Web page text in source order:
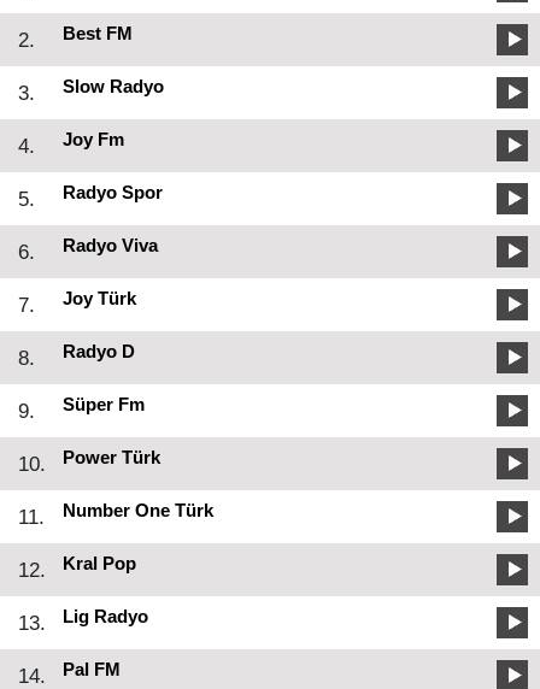
2. Best FM
3. Slow Radyo
4. Joy Fm
5. Radyo Spor
6. Radyo Viva
7. Joy Türk
8. Radyo D
9. Süper Fm
10. Power Türk
11. Number One Türk
12. Kral Pop
13. Lig Radyo
14. Pal FM